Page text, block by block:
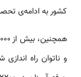
کشور به ادامه‌ی
و ناتوان راه